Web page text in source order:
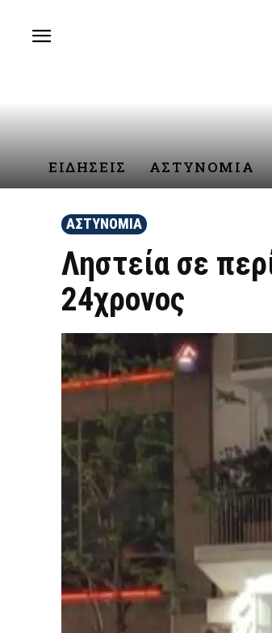
ΕΙΔΗΣΕΙΣ ΑΣΤΥΝΟΜΙΑ
ΑΣΤΥΝΟΜΙΑ
Ληστεία σε
24χρονος